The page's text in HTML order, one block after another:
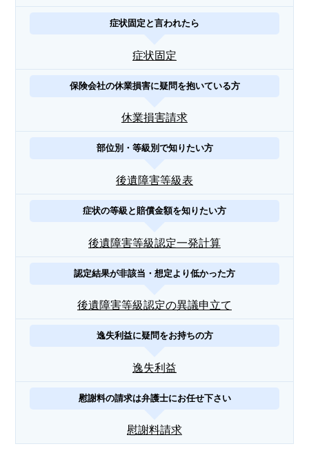
症状固定と言われたら
症状固定
保険会社の休業損害に疑問を抱いている方
休業損害請求
部位別・等級別で知りたい方
後遺障害等級表
症状の等級と賠償金額を知りたい方
後遺障害等級認定一発計算
認定結果が非該当・想定より低かった方
後遺障害等級認定の異議申立て
逸失利益に疑問をお持ちの方
逸失利益
慰謝料の請求は弁護士にお任せ下さい
慰謝料請求